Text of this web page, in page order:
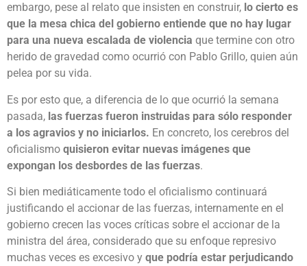
embargo, pese al relato que insisten en construir, lo cierto es
que la mesa chica del gobierno entiende que no hay lugar
para una nueva escalada de violencia que termine con otro
herido de gravedad como ocurrió con Pablo Grillo, quien aún
pelea por su vida.
Es por esto que, a diferencia de lo que ocurrió la semana
pasada, las fuerzas fueron instruidas para sólo responder
a los agravios y no iniciarlos. En concreto, los cerebros del
oficialismo quisieron evitar nuevas imágenes que
expongan los desbordes de las fuerzas.
Si bien mediáticamente todo el oficialismo continuará
justificando el accionar de las fuerzas, internamente en el
gobierno crecen las voces críticas sobre el accionar de la
ministra del área, considerado que su enfoque represivo
muchas veces es excesivo y que podría estar perjudicando